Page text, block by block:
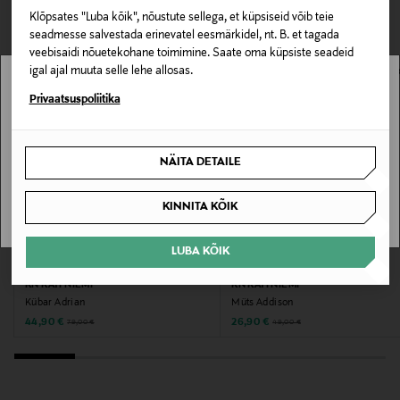
Klõpsates "Luba kõik", nõustute sellega, et küpsiseid võib teie
seadmesse salvestada erinevatel eesmärkidel, nt. B. et tagada
veebisaidi nõuetekohane toimimine. Saate oma küpsiste seadeid
igal ajal muuta selle lehe allosas.
Privaatsuspoliitika
NÄITA DETAILE
KINNITA KÕIK
LUBA KÕIK
100% raffia
Värv
Valmistaja tootenumber
Jorretuote OY
VAATASID KA
KN KATI NIEMI
Kübar Adrian
Discounted Price
44,90 € Original Price
79,00 €
KN KATI NIEMI
Müts Addison
Discounted Price
26,90 € Original Price
49,00 €
Stockmann pole Sinu riigis saadaval.
SAAN ARU